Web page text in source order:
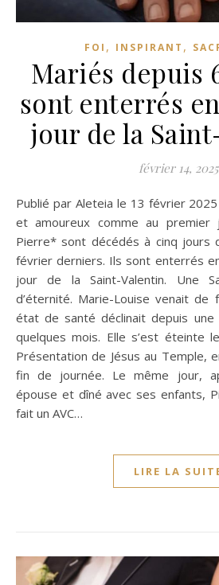
FOI , INSPIRANT ,
Mariés depuis
sont enterrés
jour de la
février 14, 2025
Publié par Aleteia le 13 février 2025 Mariés depuis 65 ans
et amoureux comme au premier
Pierre* sont décédés à cinq jours
février derniers. Ils sont enterrés
jour de la Saint-Valentin. Une
d’éternité. Marie-Louise venait de
état de santé déclinait depuis
quelques mois. Elle s’est éteinte
Présentation de Jésus au Temple,
fin de journée. Le même jour,
épouse et dîné avec ses enfants,
fait un AVC…
LIRE LA